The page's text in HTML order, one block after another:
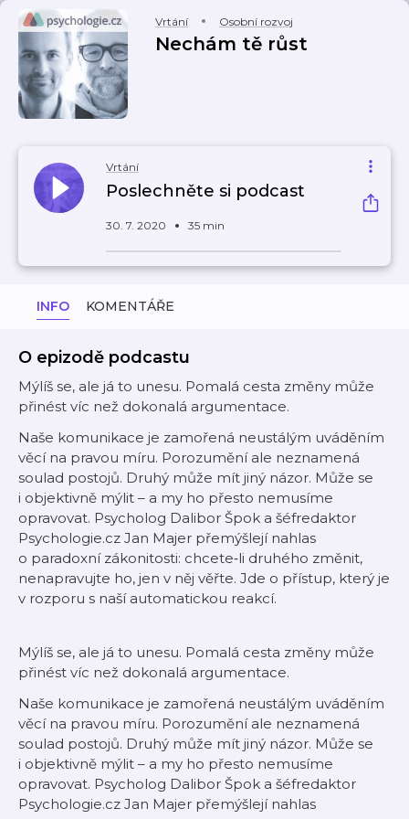
Vrtání Osobní rozvoj
Nechám tě růst
Vrtání
Poslechněte si podcast
30. 7. 2020 35 min
INFO KOMENTÁŘE
O epizodě podcastu
Mýlíš se, ale já to unesu. Pomalá cesta změny může
přinést víc než dokonalá argumentace.
Naše komunikace je zamořená neustálým uváděním
věcí na pravou míru. Porozumění ale neznamená
soulad postojů. Druhý může mít jiný názor. Může se
i objektivně mýlit – a my ho přesto nemusíme
opravovat. Psycholog Dalibor Špok a šéfredaktor
Psychologie.cz Jan Majer přemýšlejí nahlas
o paradoxní zákonitosti: chcete‑li druhého změnit,
nenapravujte ho, jen v něj věřte. Jde o přístup, který je
v rozporu s naší automatickou reakcí.
Mýlíš se, ale já to unesu. Pomalá cesta změny může
přinést víc než dokonalá argumentace.
Naše komunikace je zamořená neustálým uváděním
věcí na pravou míru. Porozumění ale neznamená
soulad postojů. Druhý může mít jiný názor. Může se
i objektivně mýlit – a my ho přesto nemusíme
opravovat. Psycholog Dalibor Špok a šéfredaktor
Psychologie.cz Jan Majer přemýšlejí nahlas